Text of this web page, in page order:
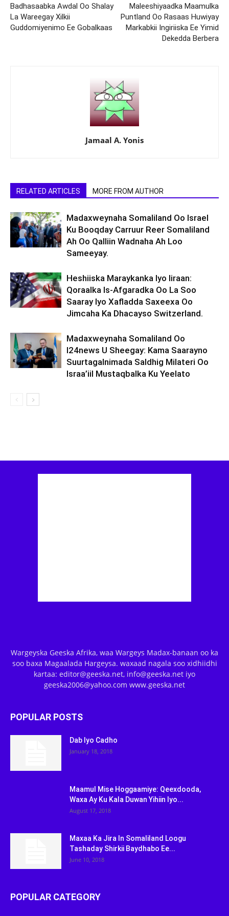
Badhasaabka Awdal Oo Shalay
La Wareegay Xilkii
Guddomiyenimo Ee Gobalkaas
Maleeshiyaadka Maamulka
Puntland Oo Rasaas Huwiyay
Markabkii Ingiriiska Ee Yimid
Dekedda Berbera
Jamaal A. Yonis
RELATED ARTICLES MORE FROM AUTHOR
Madaxweynaha Somaliland Oo Israel
Ku Booqday Carruur Reer Somaliland
Ah Oo Qalliin Wadnaha Ah Loo
Sameeyay.
Heshiiska Maraykanka Iyo Iiraan:
Qoraalka Is-Afgaradka Oo La Soo
Saaray Iyo Xafladda Saxeexa Oo
Jimcaha Ka Dhacayso Switzerland.
Madaxweynaha Somaliland Oo
I24news U Sheegay: Kama Saarayno
Suurtagalnimada Saldhig Milateri Oo
Israa’iil Mustaqbalka Ku Yeelato
Wargeyska Geeska Afrika, waa Wargeys Madax-banaan oo ka
soo baxa Magaalada Hargeysa. waxaad nagala soo xidhiidhi
kartaa: editor@geeska.net, info@geeska.net iyo
geeska2006@yahoo.com www.geeska.net
POPULAR POSTS
Dab Iyo Cadho
January 18, 2018
Maamul Mise Hoggaamiye: Qeexdooda,
Waxa Ay Ku Kala Duwan Yihiin Iyo...
August 17, 2018
Maxaa Ka Jira In Somaliland Loogu
Tashaday Shirkii Baydhabo Ee...
June 10, 2018
POPULAR CATEGORY